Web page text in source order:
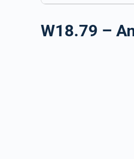
W18.79 –